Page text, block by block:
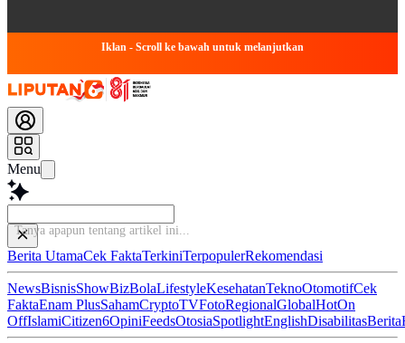
Iklan - Scroll ke bawah untuk melanjutkan
Menu
B
Berita UtamaCek FaktaTerkiniTerpopulerRekomendasi
NewsBisnisShowBizBolaLifestyleKesehatanTeknoOtomotifCek
FaktaEnam PlusSahamCryptoTVFotoRegionalGlobalHotOn
OffIslamiCitizen6OpiniFeedsOtosiaSpotlightEnglishDisabilitasBerita